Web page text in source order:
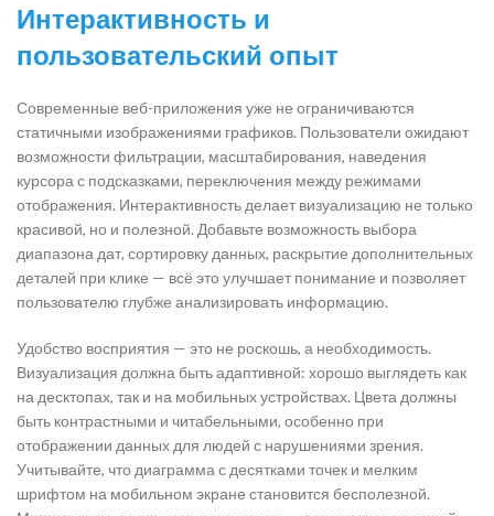
Интерактивность и
пользовательский опыт
Современные веб-приложения уже не ограничиваются
статичными изображениями графиков. Пользователи ожидают
возможности фильтрации, масштабирования, наведения
курсора с подсказками, переключения между режимами
отображения. Интерактивность делает визуализацию не только
красивой, но и полезной. Добавьте возможность выбора
диапазона дат, сортировку данных, раскрытие дополнительных
деталей при клике — всё это улучшает понимание и позволяет
пользователю глубже анализировать информацию.
Удобство восприятия — это не роскошь, а необходимость.
Визуализация должна быть адаптивной: хорошо выглядеть как
на десктопах, так и на мобильных устройствах. Цвета должны
быть контрастными и читабельными, особенно при
отображении данных для людей с нарушениями зрения.
Учитывайте, что диаграмма с десятками точек и мелким
шрифтом на мобильном экране становится бесполезной.